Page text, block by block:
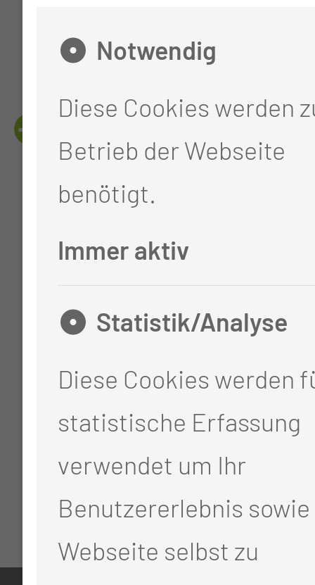
Körperflüssigkeiten
Notwendig
Diese Cookies werden
Betrieb der Webseite
benötigt.
Immer aktiv
Statistik/Analyse
Diese Cookies werden
statistische Erfassung
verwendet um Ihr
Benutzererlebnis
Webseite selbst zu